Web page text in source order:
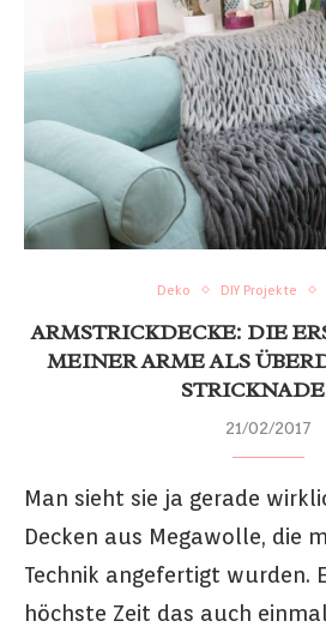
Deko DIY Projekte
ARMSTRICKDECKE: DIE
MEINER ARME ALS
21/02/2017
Man sieht sie ja gerade
Decken aus Megawolle, die
Technik angefertigt wurden.
höchste Zeit das auch